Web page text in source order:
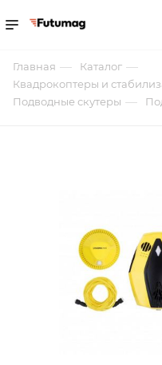
Главная — Каталог —
Квадрокоптеры и
Подводные скутеры —